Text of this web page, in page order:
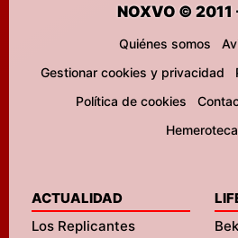
NOXVO © 2011
Quiénes somos
Gestionar cookies y privacidad
Política de cookies
Hemeroteca
ACTUALIDAD
Los Replicantes